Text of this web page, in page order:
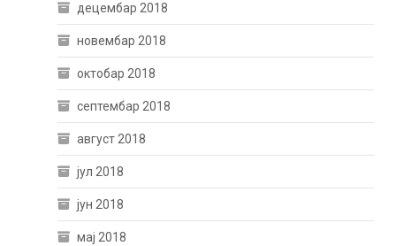
децембар 2018
новембар 2018
октобар 2018
септембар 2018
август 2018
јул 2018
јун 2018
мај 2018